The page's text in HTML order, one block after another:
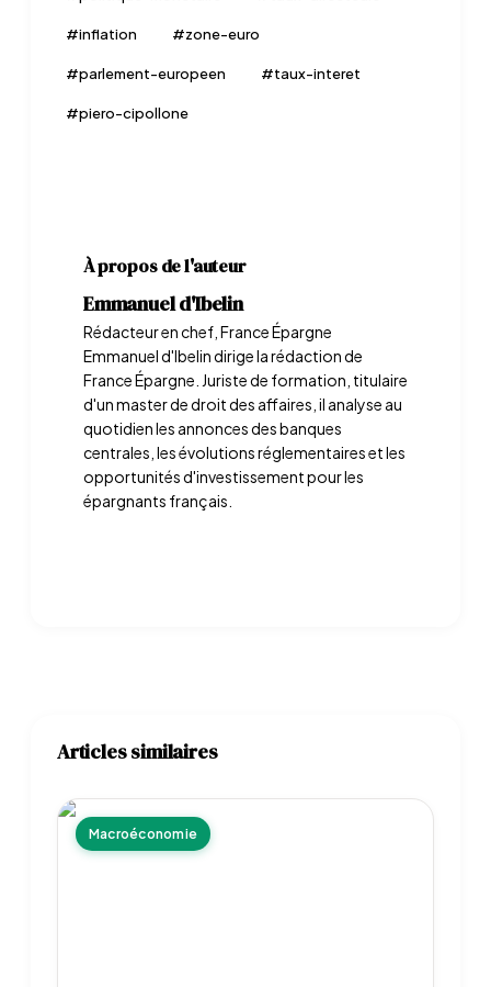
#inflation #zone-euro
#parlement-europeen #taux-interet
#piero-cipollone
À propos de l'auteur
Emmanuel d'Ibelin
Rédacteur en chef, France Épargne
Emmanuel d'Ibelin dirige la rédaction de
France Épargne. Juriste de formation, titulaire
d'un master de droit des affaires, il analyse au
quotidien les annonces des banques
centrales, les évolutions réglementaires et les
opportunités d'investissement pour les
épargnants français.
Articles similaires
Macroéconomie